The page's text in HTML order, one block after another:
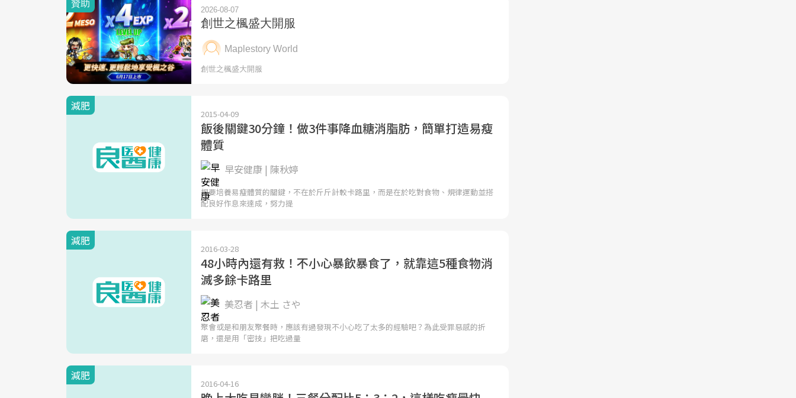
減肥
2015-04-09
飯後關鍵30分鐘！做3件事降血糖消脂肪，簡單打造易瘦
體質
早安健康 | 陳秋婷
想要培養易瘦體質的關鍵，不在於斤斤計較卡路里，而是在於吃對食物、規律運動並搭
配良好作息來達成，努力提
減肥
2016-03-28
48小時內還有救！不小心暴飲暴食了，就靠這5種食物消
滅多餘卡路里
美忍者 | 木土 さや
聚會或是和朋友聚餐時，應該有過發現不小心吃了太多的經驗吧？為此受罪惡感的折
磨，還是用「密技」把吃過量
減肥
2016-04-16